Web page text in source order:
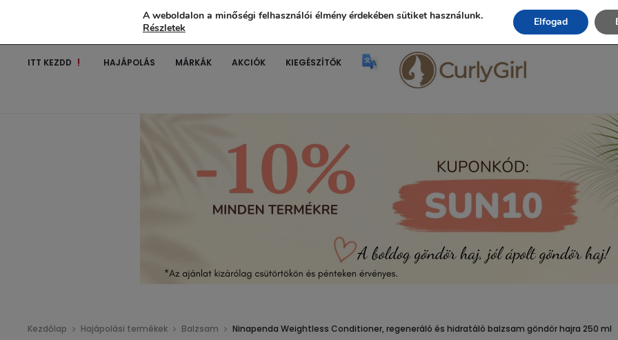
Ingyenes szállítás 20.000 Ft fölött!
ITT KEZDD HAJÁPOLÁS MÁRKÁK AKCIÓK KIEGÉSZÍTŐK
Kezdőlap Hajápolási termékek Balzsam Ninapenda Weightless Conditioner, regeneráló és hidratáló balzsam göndör hajra 250 ml
A weboldalon a minőségi felhasználói élmény érdekében sütiket használunk.
Részletek
Elfogad